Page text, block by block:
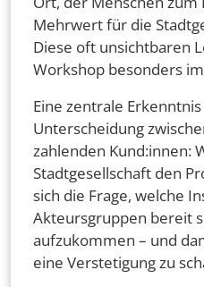
Mehrwert für die
Diese oft unsichtbaren
Workshop besonders
Eine zentrale
Unterscheidung
zahlenden Kund:innen:
Stadtgesellschaft den
sich die Frage, welche
Akteursgruppen bereit
aufzukommen – und
eine Verstetigung zu